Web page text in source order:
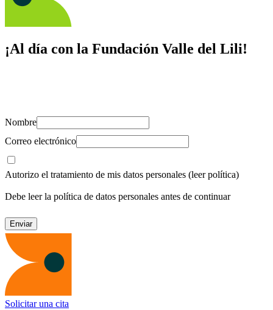
¡Al día con la Fundación Valle del Lili!
Nombre
Correo electrónico
Autorizo el tratamiento de mis datos personales (leer política)
Debe leer la política de datos personales antes de continuar
Solicitar una cita